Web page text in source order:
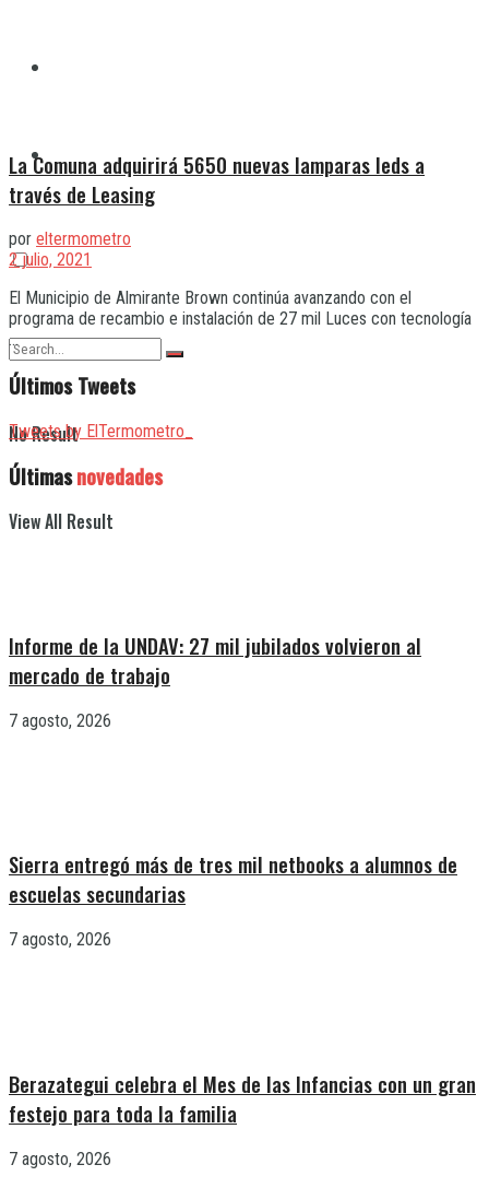
No Result
View All Result
La Comuna adquirirá 5650 nuevas lamparas leds a
través de Leasing
por eltermometro
2 julio, 2021
El Municipio de Almirante Brown continúa avanzando con el
programa de recambio e instalación de 27 mil Luces con tecnología
...
Últimos Tweets
Tweets by ElTermometro_
Últimasnovedades
Informe de la UNDAV: 27 mil jubilados volvieron al
mercado de trabajo
7 agosto, 2026
Sierra entregó más de tres mil netbooks a alumnos de
escuelas secundarias
7 agosto, 2026
Berazategui celebra el Mes de las Infancias con un gran
festejo para toda la familia
7 agosto, 2026